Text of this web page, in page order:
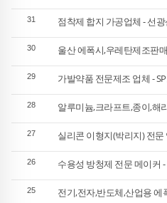
31 점착제 합지 가공업체 - 선
30 울산 에폭시,우레탄제조판
29 가발약품 전문제조 업체 -
28 알루미늄,크라프트,종이,해
27 실리콘 이형지(박리지) 전
26 수용성 방청제 전문 메이커
25 전기,전자,반도체,산업용 에